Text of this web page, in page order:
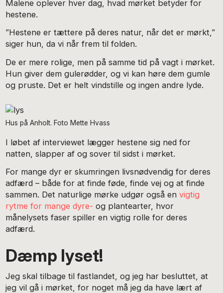
Malene oplever hver dag, hvad mørket betyder for
hestene.
”Hestene er tættere på deres natur, når det er mørkt,”
siger hun, da vi når frem til folden.
De er mere rolige, men på samme tid på vagt i mørket.
Hun giver dem gulerødder, og vi kan høre dem gumle
og pruste. Det er helt vindstille og ingen andre lyde.
Hus på Anholt. Foto Mette Hvass
I løbet af interviewet lægger hestene sig ned for
natten, slapper af og sover til sidst i mørket.
For mange dyr er skumringen livsnødvendig for deres
adfærd – både for at finde føde, finde vej og at finde
sammen. Det naturlige mørke udgør også envigtig
rytme for mange dyre- og plantearter, hvor
månelysets faser spiller en vigtig rolle for deres
adfærd.
Dæmp lyset!
Jeg skal tilbage til fastlandet, og jeg har besluttet, at
jeg vil gå i mørket, for noget må jeg da have lært af